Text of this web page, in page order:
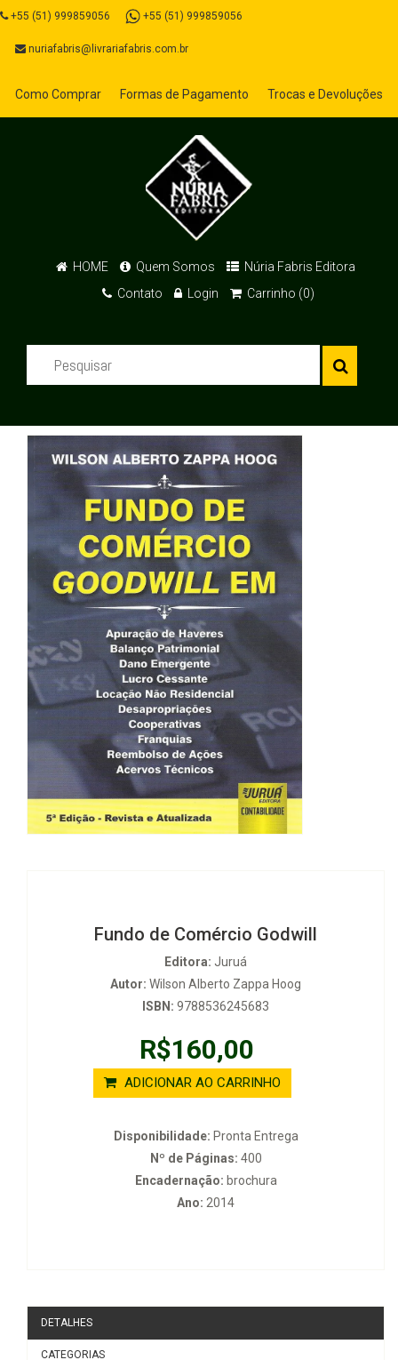
+55 (51) 999859056 +55 (51) 999859056
nuriafabris@livrariafabris.com.br
Como Comprar Formas de Pagamento Trocas e Devoluções
HOME Quem Somos
Núria Fabris Editora
Contato
Login Carrinho (0)
Fundo de Comércio Godwill
Editora: Juruá
Autor: Wilson Alberto Zappa Hoog
ISBN: 9788536245683
R$160,00
ADICIONAR AO CARRINHO
Disponibilidade: Pronta Entrega
Nº de Páginas: 400
Encadernação: brochura
Ano: 2014
DETALHES
CATEGORIAS